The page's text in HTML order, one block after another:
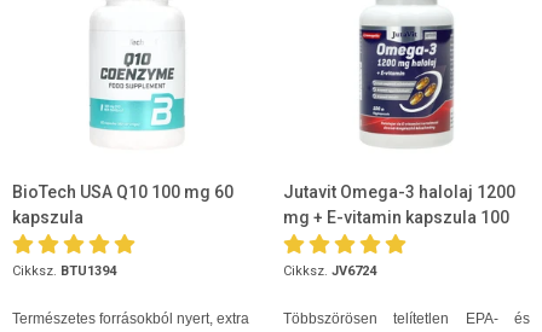
BioTech USA Q10 100 mg 60
kapszula
Cikksz. BTU1394
Természetes forrásokból nyert, extra
Jutavit Omega-3 halolaj 1200
mg + E-vitamin kapszula 100
db
Cikksz. JV6724
Többszörösen telítetlen EPA- és